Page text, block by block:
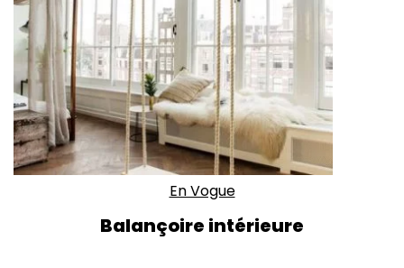
En Vogue
Balançoire intérieure